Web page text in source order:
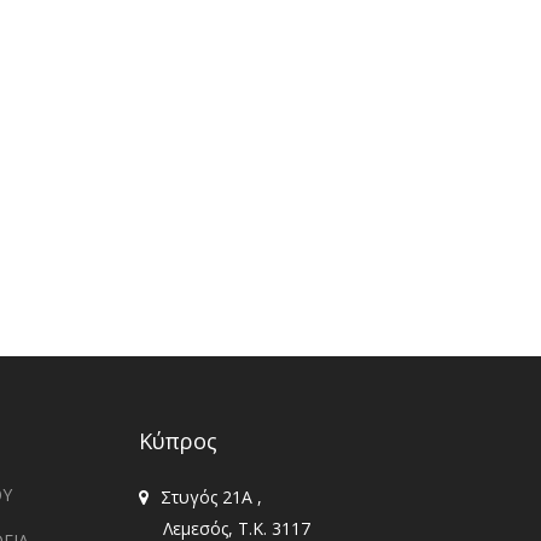
Κύπρος
Στυγός 21Α ,
Λεμεσός, T.K. 3117